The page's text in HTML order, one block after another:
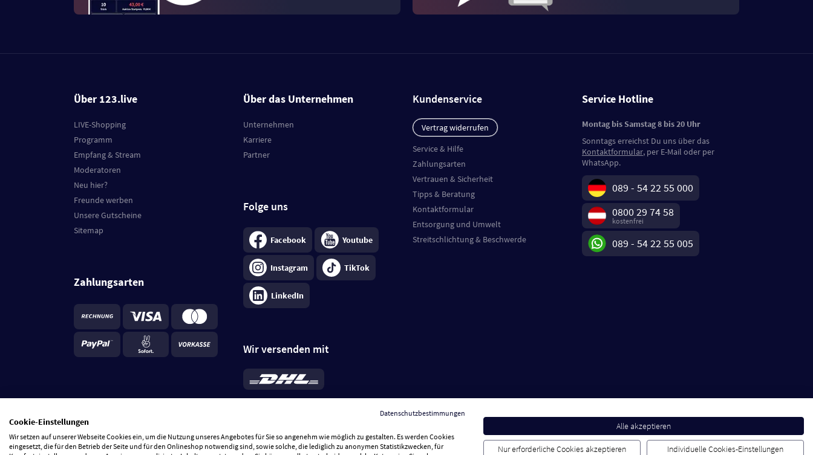
Über 123.live
LIVE-Shopping
Programm
Empfang & Stream
Moderatoren
Neu hier?
Freunde werben
Unsere Gutscheine
Sitemap
Zahlungsarten
Über das Unternehmen
Unternehmen
Karriere
Partner
Folge uns
Facebook Youtube
Instagram TikTok
LinkedIn
Wir versenden mit
*Standard 6,95 €; bei Kühlware zzgl. 0,99 €
je Bestellung, insgesamt 7,94 €. Lieferzeit3-
Kundenservice
Vertrag widerrufen
Service & Hilfe
Zahlungsarten
Vertrauen & Sicherheit
Tipps & Beratung
Kontaktformular
Entsorgung und Umwelt
Streitschlichtung & Beschwerde
Service Hotline
Montag bis Samstag 8 bis 20 Uhr
Sonntags erreichst Du uns über das
Kontaktformular, per E-Mail oder per
WhatsApp.
089 - 54 22 55 000
0800 29 74 58
kostenfrei
089 - 54 22 55 005
Datenschutzbestimmungen
Cookie-Einstellungen
Wir setzen auf unserer Webseite Cookies ein, um die Nutzung unseres Angebotes für Sie so angenehm wie möglich zu gestalten. Es werden Cookies
eingesetzt, die für den Betrieb der Seite und für den Onlineshop notwendig sind, sowie solche, die lediglich zu anonymen Statistikzwecken, für
Alle akzeptieren
Nur erforderliche Cookies akzeptieren Individuelle Cookies-Einstellungen